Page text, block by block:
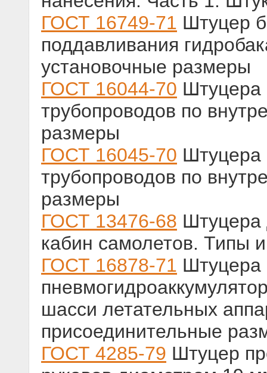
ГОСТ 16749-71 Штуцер
поддавливания
установочные размеры
ГОСТ 16044-70 Штуцера
трубопроводов по
размеры
ГОСТ 16045-70 Штуцера
трубопроводов по
размеры
ГОСТ 13476-68 Штуцера
кабин самолетов. Типы
ГОСТ 16878-71 Штуцера
шасси летательных
присоединительные
ГОСТ 4285-79 Штуцер